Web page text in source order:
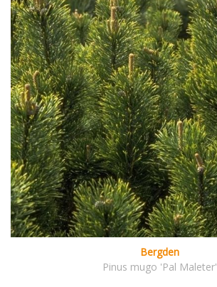
Bergden
Pinus mugo 'Pal Maleter'